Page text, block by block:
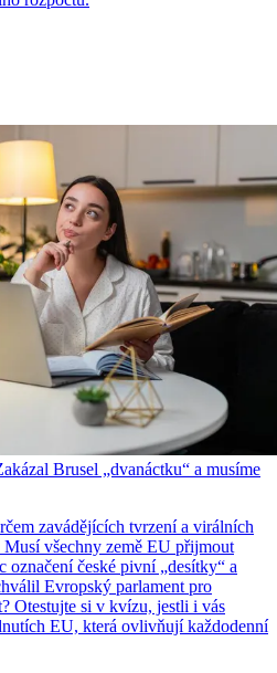
Brusel „dvanáctku“ a musíme
zavádějících tvrzení a virálních
všechny země EU přijmout
označení české pivní „desítky“ a
Evropský parlament pro
Otestujte si v kvízu, jestli i vás
EU, která ovlivňují každodenní